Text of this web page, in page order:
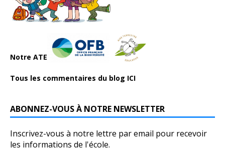
Notre ATE
Tous les commentaires du blog ICI
ABONNEZ-VOUS À NOTRE NEWSLETTER
Inscrivez-vous à notre lettre par email pour recevoir
les informations de l'école.